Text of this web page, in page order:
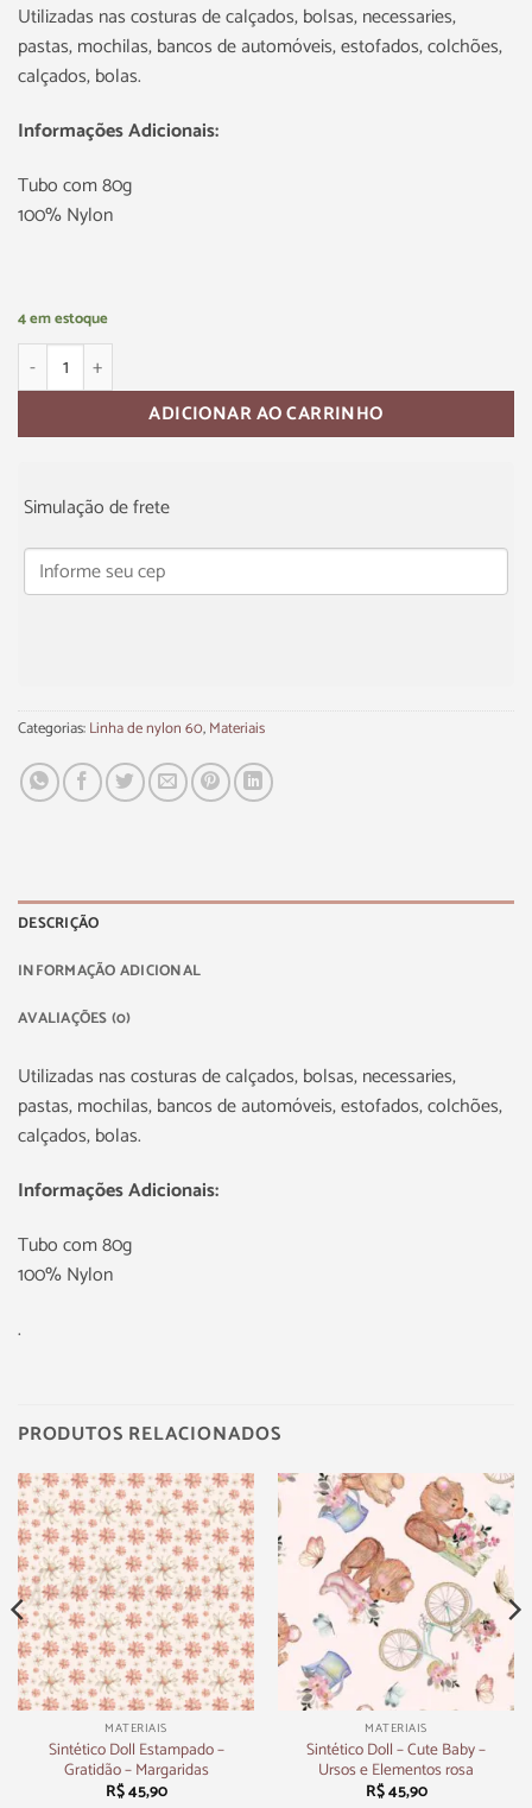
Utilizadas nas costuras de calçados, bolsas, necessaries,
pastas, mochilas, bancos de automóveis, estofados, colchões,
calçados, bolas.
Informações Adicionais:
Tubo com 80g
100% Nylon
4 em estoque
ADICIONAR AO CARRINHO
Simulação de frete
Categorias:Linha de nylon 60,Materiais
DESCRIÇÃO
INFORMAÇÃO ADICIONAL
AVALIAÇÕES (0)
Utilizadas nas costuras de calçados, bolsas, necessaries,
pastas, mochilas, bancos de automóveis, estofados, colchões,
calçados, bolas.
Informações Adicionais:
Tubo com 80g
100% Nylon
.
PRODUTOS RELACIONADOS
MATERIAIS
Sintético Doll Estampado –
Gratidão – Margaridas
R$45,90
MATERIAIS
Sintético Doll – Cute Baby –
Ursos e Elementos rosa
R$45,90